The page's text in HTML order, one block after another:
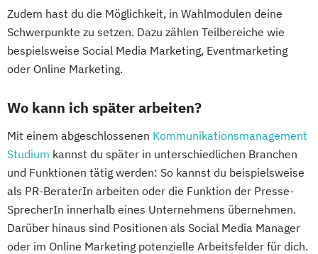
Zudem hast du die Möglichkeit, in Wahlmodulen deine
Schwerpunkte zu setzen. Dazu zählen Teilbereiche wie
bespielsweise Social Media Marketing, Eventmarketing
oder Online Marketing.
Wo kann ich später arbeiten?
Mit einem abgeschlossenen Kommunikationsmanagement
Studium kannst du später in unterschiedlichen Branchen
und Funktionen tätig werden: So kannst du beispielsweise
als PR-BeraterIn arbeiten oder die Funktion der Presse-
SprecherIn innerhalb eines Unternehmens übernehmen.
Darüber hinaus sind Positionen als Social Media Manager
oder im Online Marketing potenzielle Arbeitsfelder für dich.